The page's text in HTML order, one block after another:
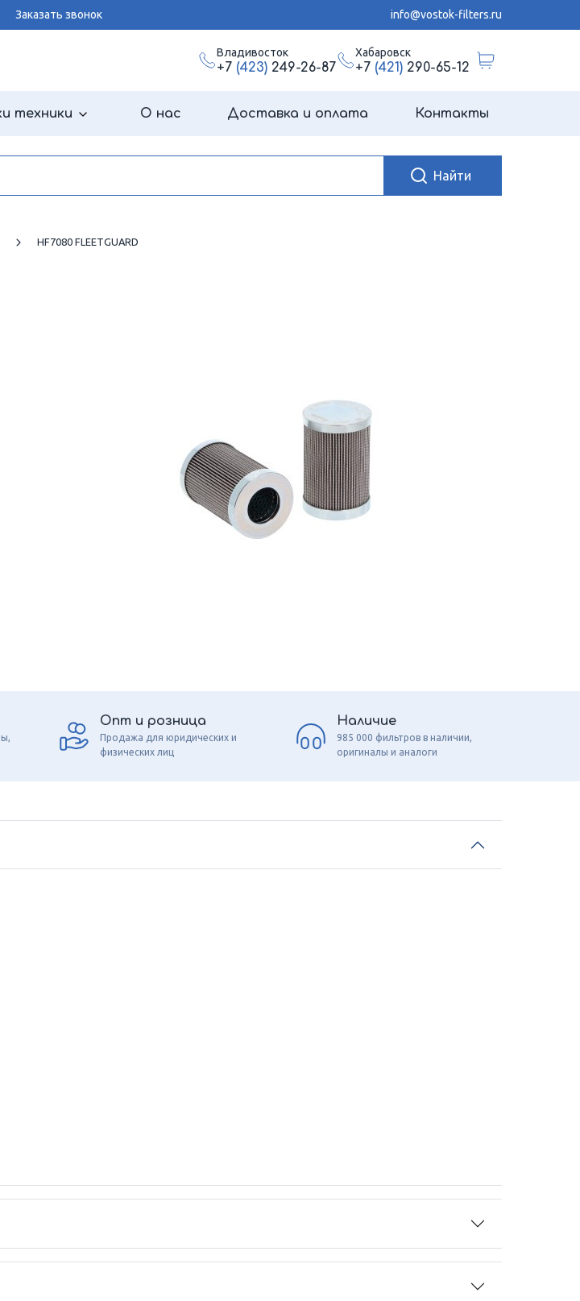
Заказать звонок info@vostok-filters.ru
Владивосток
+7 (423)249-26-87
Хабаровск
+7 (421)290-65-12
техники О нас Доставка и оплата Контакты
HF7080 FLEETGUARD
Опт и розница
Продажа для юридических и
физических лиц
Наличие
985 000 фильтров в наличии,
оригиналы и аналоги